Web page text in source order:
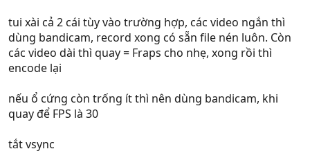
tui xài cả 2 cái tùy vào trường hợp, các video ngắn thì
dùng bandicam, record xong có sẵn file nén luôn. Còn
các video dài thì quay = Fraps cho nhẹ, xong rồi thì
encode lại
nếu ổ cứng còn trống ít thì nên dùng bandicam, khi
quay để FPS là 30
tắt vsync